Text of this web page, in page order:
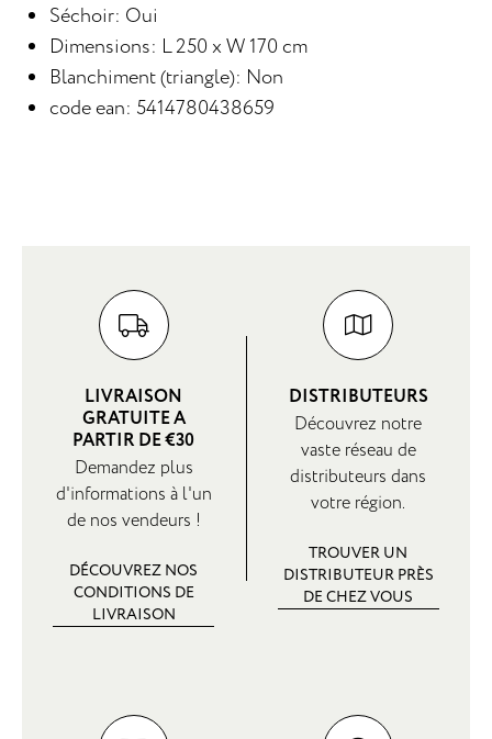
Séchoir: Oui
Dimensions: L 250 x W 170 cm
Blanchiment (triangle): Non
code ean: 5414780438659
LIVRAISON
GRATUITE A
PARTIR DE €30
Demandez plus
d'informations à l'un
de nos vendeurs !
DÉCOUVREZ NOS
CONDITIONS DE
LIVRAISON
DISTRIBUTEURS
Découvrez notre
vaste réseau de
distributeurs dans
votre région.
TROUVER UN
DISTRIBUTEUR PRÈS
DE CHEZ VOUS